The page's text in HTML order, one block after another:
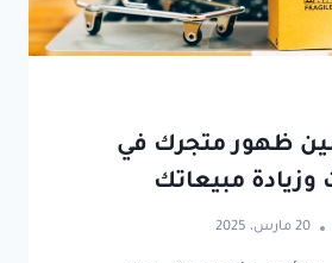
ظهور متجرك في
وزيادة مبيعاتك
20 مارس، 2025